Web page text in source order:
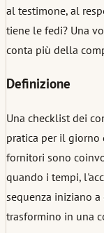
al testimone, al
tiene le fedi? Una
conta più della
Definizione
Una checklist dei
pratica per il
fornitori sono
quando i tempi,
sequenza iniziano
trasformino in una